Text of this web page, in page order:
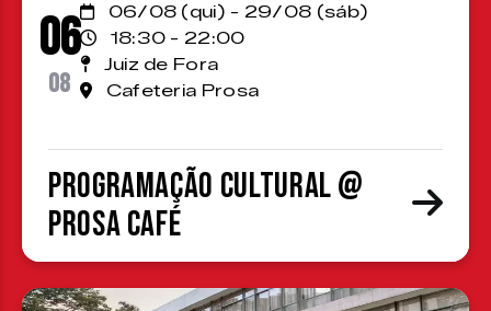
06
08
06/08 (qui) - 29/08 (sáb)
18:30 - 22:00
Juiz de Fora
Cafeteria Prosa
Programação cultural @
Prosa Café